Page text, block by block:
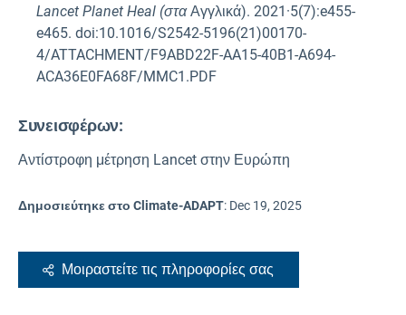
Lancet Planet Heal (σταΑγγλικά). 2021·5(7):e455-
e465. doi:10.1016/S2542-5196(21)00170-
4/ATTACHMENT/F9ABD22F-AA15-40B1-A694-
ACA36E0FA68F/MMC1.PDF
Συνεισφέρων:
Αντίστροφη μέτρηση Lancet στην Ευρώπη
Δημοσιεύτηκε στο Climate-ADAPT: Dec 19, 2025
Μοιραστείτε τις πληροφορίες σας